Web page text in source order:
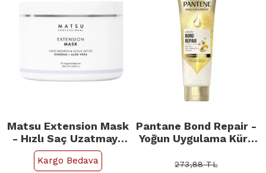
Matsu Extension Mask
- Hızlı Saç Uzatmaya
Yardımcı Saç Derisi
Bakım Maskesi 350ml
Kargo Bedava
Pantane Bond Repair -
Yoğun Uygulama Kürü
273,88TL